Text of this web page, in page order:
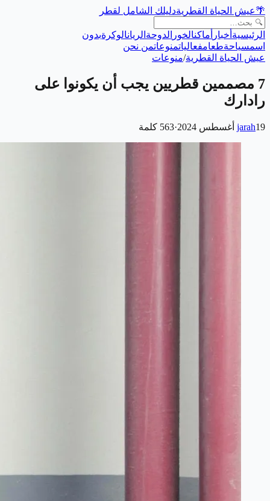
🌴عيش الحياة القطريةدليلك الشامل لقطر
الرئيسية أخبار أماكنالخور الدوحة الريانالوكرةبدون
اسمسياحةطعامفعالياتمنوعاتمن نحن
عيش الحياة القطرية/منوعات
7 مصممين قطريين يجب أن يكونوا على
رادارك
jarah19 أغسطس 2024 ·
563 كلمة